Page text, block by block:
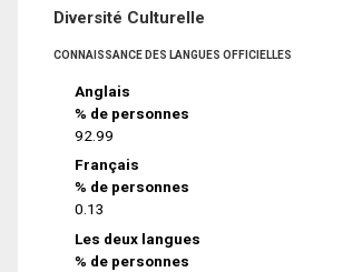
Diversité Culturelle
CONNAISSANCE DES LANGUES OFFICIELLES
Anglais
% de personnes
92.99
Français
% de personnes
0.13
Les deux langues
% de personnes